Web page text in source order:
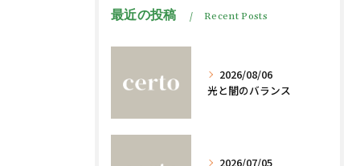
最近の投稿 Recent Posts
2026/08/06
光と闇のバランス
2026/07/05